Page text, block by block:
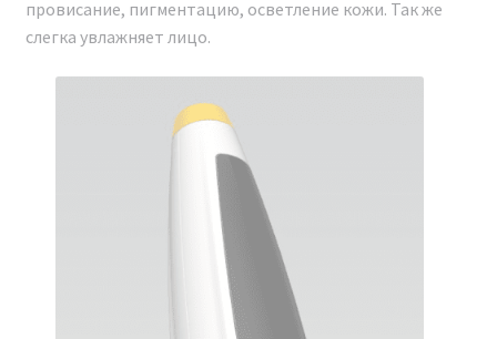
провисание, пигментацию, осветление кожи. Так же
слегка увлажняет лицо.